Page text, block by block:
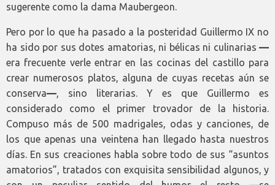
sugerente como la dama Maubergeon.
Pero por lo que ha pasado a la posteridad Guillermo IX no
ha sido por sus dotes amatorias, ni bélicas ni culinarias —
era frecuente verle entrar en las cocinas del castillo para
crear numerosos platos, alguna de cuyas recetas aún se
conserva—, sino literarias. Y es que Guillermo es
considerado como el primer trovador de la historia.
Compuso más de 500 madrigales, odas y canciones, de
los que apenas una veintena han llegado hasta nuestros
días. En sus creaciones habla sobre todo de sus “asuntos
amatorios”, tratados con exquisita sensibilidad algunos, y